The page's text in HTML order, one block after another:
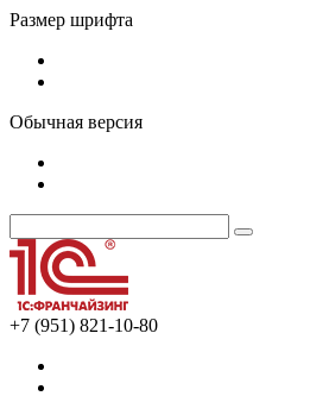
Размер шрифта
Обычная версия
+7 (951) 821-10-80